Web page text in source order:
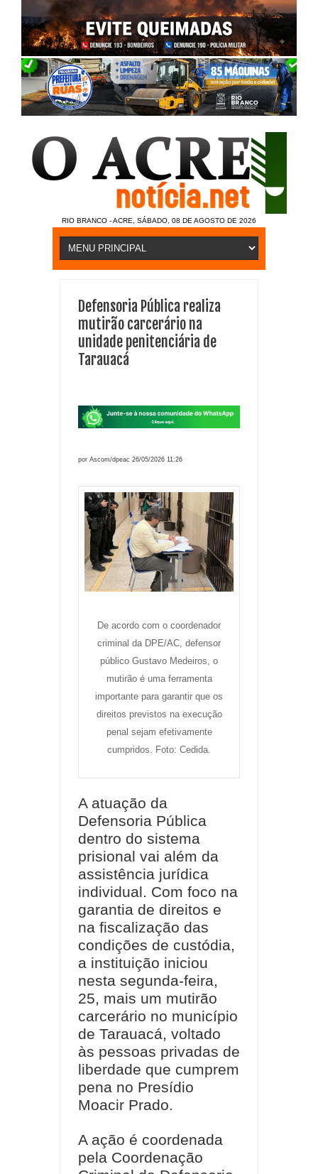
RIO BRANCO - ACRE, SÁBADO, 08 DE AGOSTO DE 2026
Defensoria Pública realiza
mutirão carcerário na
unidade penitenciária de
Tarauacá
por Ascom/dpeac 26/05/2026 11:26
De acordo com o coordenador
criminal da DPE/AC, defensor
público Gustavo Medeiros, o
mutirão é uma ferramenta
importante para garantir que os
direitos previstos na execução
penal sejam efetivamente
cumpridos. Foto: Cedida.
A atuação da
Defensoria Pública
dentro do sistema
prisional vai além da
assistência jurídica
individual. Com foco na
garantia de direitos e
na fiscalização das
condições de custódia,
a instituição iniciou
nesta segunda-feira,
25, mais um mutirão
carcerário no município
de Tarauacá, voltado
às pessoas privadas de
liberdade que cumprem
pena no Presídio
Moacir Prado.
A ação é coordenada
pela Coordenação